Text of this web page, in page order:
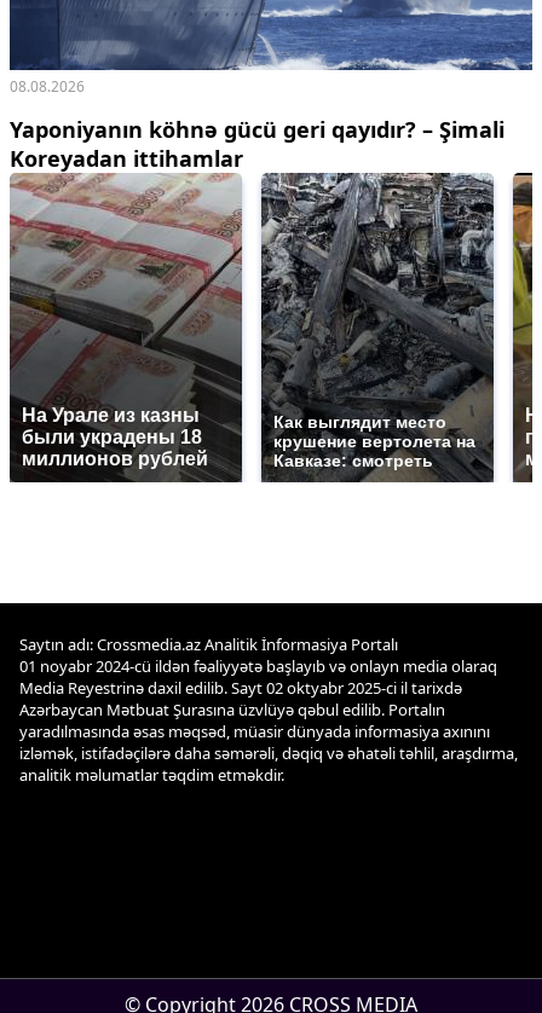
08.08.2026
Yaponiyanın köhnə gücü geri qayıdır? – Şimali
Koreyadan ittihamlar
На Урале из казны
были украдены 18
миллионов рублей
Как выглядит место
крушение вертолета на
Кавказе: смотреть
Saytın adı: Crossmedia.az Analitik İnformasiya Portalı
01 noyabr 2024-cü ildən fəaliyyətə başlayıb və onlayn media olaraq
Media Reyestrinə daxil edilib. Sayt 02 oktyabr 2025-ci il tarixdə
Azərbaycan Mətbuat Şurasına üzvlüyə qəbul edilib. Portalın
yaradılmasında əsas məqsəd, müasir dünyada informasiya axınını
izləmək, istifadəçilərə daha səmərəli, dəqiq və əhatəli təhlil, araşdırma,
analitik məlumatlar təqdim etməkdir.
© Copyright 2026 CROSS MEDIA